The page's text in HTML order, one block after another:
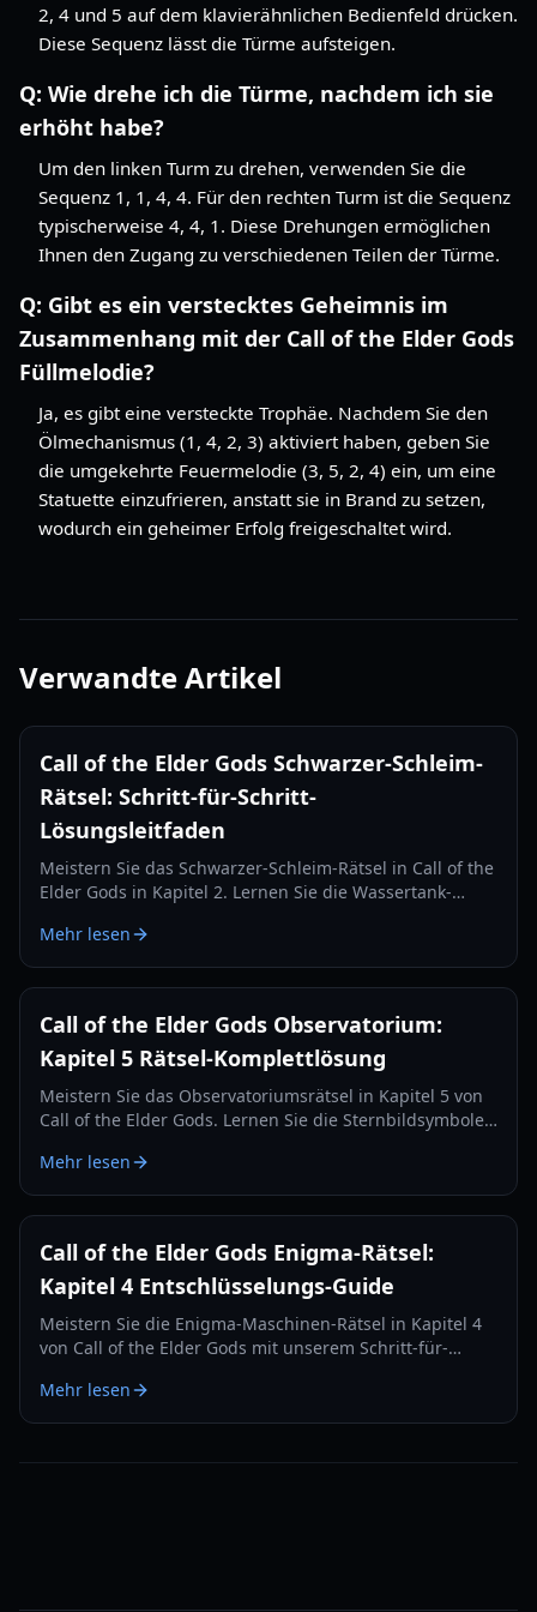
2, 4 und 5 auf dem klavierähnlichen Bedienfeld drücken.
Diese Sequenz lässt die Türme aufsteigen.
Q: Wie drehe ich die Türme, nachdem ich sie
erhöht habe?
Um den linken Turm zu drehen, verwenden Sie die
Sequenz 1, 1, 4, 4. Für den rechten Turm ist die Sequenz
typischerweise 4, 4, 1. Diese Drehungen ermöglichen
Ihnen den Zugang zu verschiedenen Teilen der Türme.
Q: Gibt es ein verstecktes Geheimnis im
Zusammenhang mit der Call of the Elder Gods
Füllmelodie?
Ja, es gibt eine versteckte Trophäe. Nachdem Sie den
Ölmechanismus (1, 4, 2, 3) aktiviert haben, geben Sie
die umgekehrte Feuermelodie (3, 5, 2, 4) ein, um eine
Statuette einzufrieren, anstatt sie in Brand zu setzen,
wodurch ein geheimer Erfolg freigeschaltet wird.
Verwandte Artikel
Call of the Elder Gods Schwarzer-Schleim-
Rätsel: Schritt-für-Schritt-
Lösungsleitfaden
Meistern Sie das Schwarzer-Schleim-Rätsel in Call of the
Elder Gods in Kapitel 2. Lernen Sie die Wassertank-
Geheimnisse der Turmrotation für 2026.
Mehr lesen
Call of the Elder Gods Observatorium:
Kapitel 5 Rätsel-Komplettlösung
Meistern Sie das Observatoriumsrätsel in Kapitel 5 von
Call of the Elder Gods. Lernen Sie die Sternbildsymbole,
Mehr lesen
Call of the Elder Gods Enigma-Rätsel:
Kapitel 4 Entschlüsselungs-Guide
Meistern Sie die Enigma-Maschinen-Rätsel in Kapitel 4
von Call of the Elder Gods mit unserem Schritt-für-
Mehr lesen